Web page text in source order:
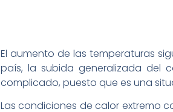
El aumento de las temperaturas
país, la subida generalizada del
complicado, puesto que es una
Las condiciones de calor extremo